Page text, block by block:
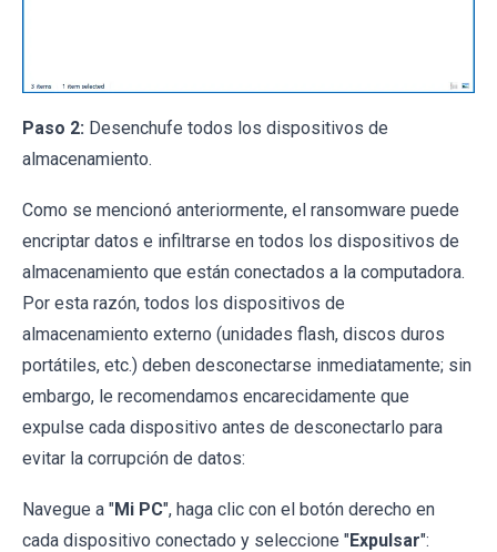
Paso 2: Desenchufe todos los dispositivos de
almacenamiento.
Como se mencionó anteriormente, el ransomware puede
encriptar datos e infiltrarse en todos los dispositivos de
almacenamiento que están conectados a la computadora.
Por esta razón, todos los dispositivos de
almacenamiento externo (unidades flash, discos duros
portátiles, etc.) deben desconectarse inmediatamente; sin
embargo, le recomendamos encarecidamente que
expulse cada dispositivo antes de desconectarlo para
evitar la corrupción de datos:
Navegue a "Mi PC", haga clic con el botón derecho en
cada dispositivo conectado y seleccione "Expulsar":